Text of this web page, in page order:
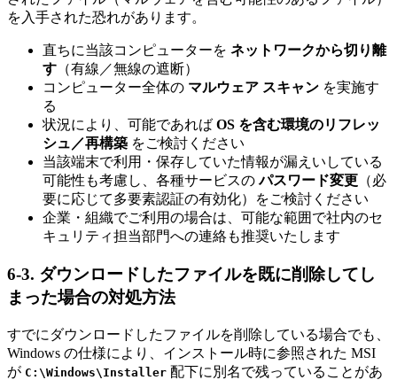
を入手された恐れがあります。
直ちに当該コンピューターを ネットワークから切り離
す （有線／無線の遮断）
コンピューター全体の マルウェア スキャン を実施す
る
状況により、可能であれば OS を含む環境のリフレッ
シュ／再構築 をご検討ください
当該端末で利用・保存していた情報が漏えいしている
可能性も考慮し、各種サービスのパスワード変更 （必
要に応じて多要素認証の有効化）をご検討ください
企業・組織でご利用の場合は、可能な範囲で社内のセ
キュリティ担当部門への連絡も推奨いたします
6-3. ダウンロードしたファイルを既に削除してし
まった場合の対処方法
すでにダウンロードしたファイルを削除している場合でも、
Windows の仕様により、インストール時に参照された MSI
が C:\Windows\Installer 配下に別名で残っていることがあ